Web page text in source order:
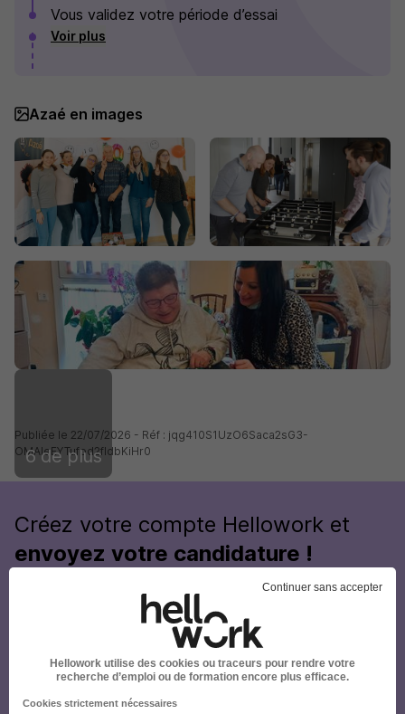
Vous validez votre période d’essai
Voir plus
Azaé en images
6 de plus
Publiée le 22/07/2026 - Réf : jqg410S1UzO6Saca2sG3-
OMAleEYTufod2fldbKiHr0
Créez votre compte Hellowork et
envoyez votre candidature !
Continuer sans accepter
Hellowork utilise des cookies ou traceurs pour rendre votre
recherche d’emploi ou de formation encore plus efficace.
Cookies strictement nécessaires